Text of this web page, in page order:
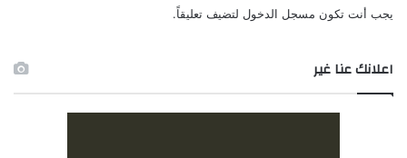
يجب أنت تكون مسجل الدخول لتضيف تعليقاً.
اعلانك عنا غير